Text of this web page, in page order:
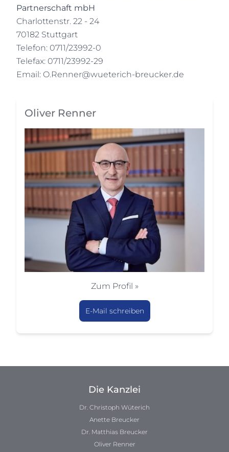
Partnerschaft mbH
Charlottenstr. 22 - 24
70182 Stuttgart
Telefon: 0711/23992-0
Telefax: 0711/23992-29
Email: O.Renner@wueterich-breucker.de
Oliver Renner
Zum Profil »
E-Mail schreiben
Die Kanzlei
Dr. Christoph Wüterich
Anette Breucker
Dr. Matthias Breucker
Oliver Renner